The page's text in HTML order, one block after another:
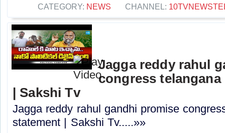
CATEGORY: NEWS CHANNEL:
Jagga reddy rahul
congress
| Sakshi Tv
Jagga reddy rahul gandhi promise
statement | Sakshi Tv.....»»